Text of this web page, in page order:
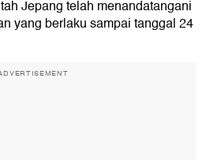
Jepang telah menandatangani
yang berlaku sampai tanggal 24